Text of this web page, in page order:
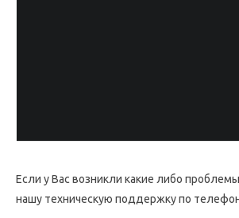
Если у Вас возникли какие либо
нашу техническую поддержку по